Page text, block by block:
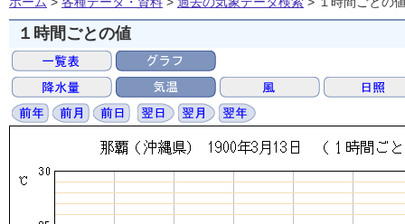
１時間ごとの値